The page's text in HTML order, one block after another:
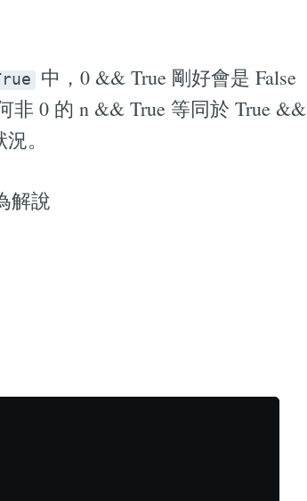
中，0 && True 剛好會是 False
非 0 的 n && True 等同於 True &&
。
解說